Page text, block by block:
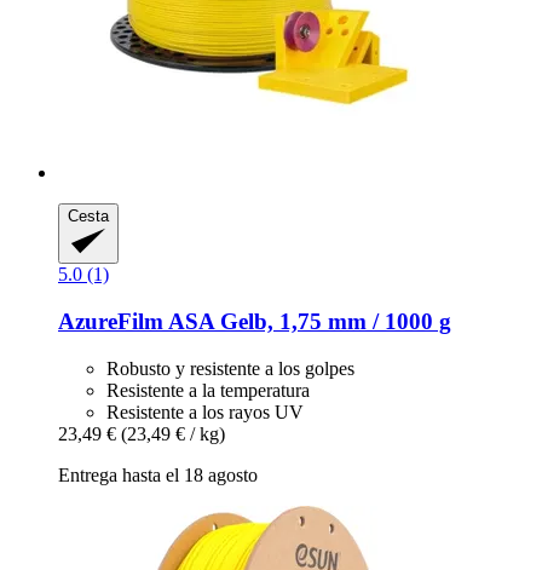
Cesta
5.0 (1)
AzureFilm ASA Gelb, 1,75 mm / 1000 g
Robusto y resistente a los golpes
Resistente a la temperatura
Resistente a los rayos UV
23,49 € (23,49 € / kg)
Entrega hasta el 18 agosto